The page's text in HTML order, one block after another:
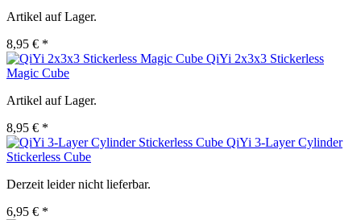
Artikel auf Lager.
8,95 € *
QiYi 2x3x3 Stickerless
Magic Cube
Artikel auf Lager.
8,95 € *
QiYi 3-Layer Cylinder
Stickerless Cube
Derzeit leider nicht lieferbar.
6,95 € *